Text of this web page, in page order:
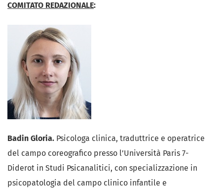
COMITATO REDAZIONALE:
Badin Gloria. Psicologa clinica, traduttrice e operatrice
del campo coreografico presso l’Università Paris 7-
Diderot in Studi Psicanalitici, con specializzazione in
psicopatologia del campo clinico infantile e